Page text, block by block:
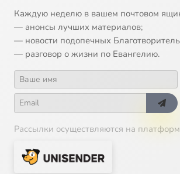
17
18
19
22
Каждую неделю в вашем почтовом
— анонсы лучших материалов;
— новости подопечных
— разговор о жизни по Евангелию.
Рассылки осуществляются на